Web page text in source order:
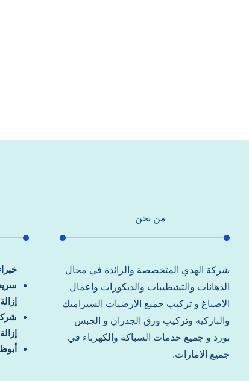
من نحن
شركة الهدي المتخصصة والرائدة في مجال
الدهانات والتشطيبات والديكورات واعمال
الاصباغ و تركيب جميع الارضيات السيراميك
والباركيه وتركيب ورق الجدران و الجبس
بورد و جميع خدمات السباكة والكهرباء في
جميع الامارات.